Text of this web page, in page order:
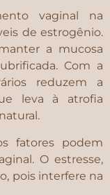
vaginal na
de estrogênio.
a mucosa
Com a
reduzem a
leva à atrofia
fatores podem
O estresse,
pois interfere na